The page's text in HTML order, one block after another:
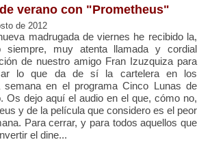
verano con "Prometheus"
de 2012
madrugada de viernes he recibido la,
siempre, muy atenta llamada y cordial
de nuestro amigo Fran Izuzquiza para
lo que da de sí la cartelera en los
semana en el programa Cinco Lunas de
Os dejo aquí el audio en el que, cómo no,
y de la película que considero es el peor
Para cerrar, y para todos aquellos que
el dine...